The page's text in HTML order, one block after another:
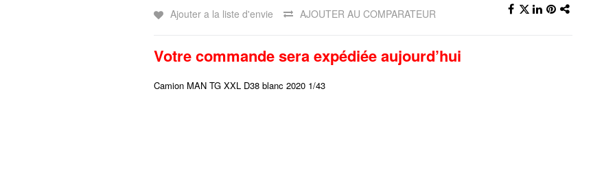
Ajouter a la liste d'envie AJOUTER AU COMPARATEUR
Votre commande sera expédiée aujourd’hui
Camion MAN TG XXL D38 blanc 2020 1/43